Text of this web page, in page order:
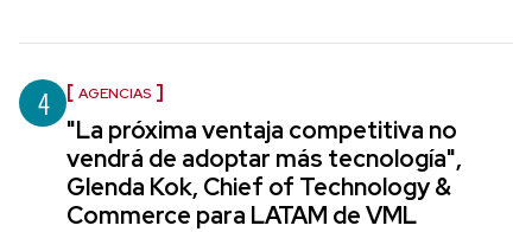
4 AGENCIAS
"La próxima ventaja competitiva no
vendrá de adoptar más tecnología",
Glenda Kok, Chief of Technology &
Commerce para LATAM de VML